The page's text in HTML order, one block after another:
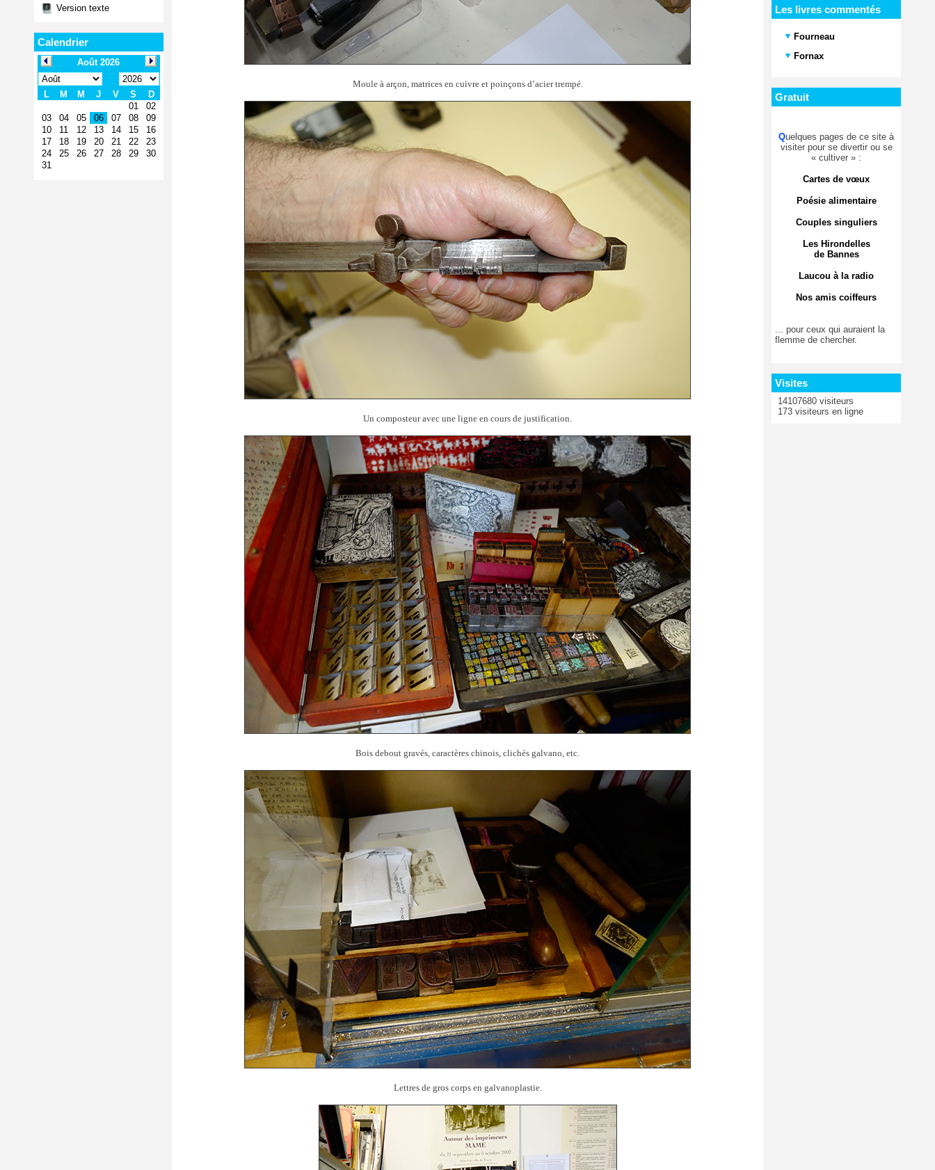
Version texte
Calendrier
Moule à arçon, matrices en cuivre et poinçons d’acier trempé.
Un composteur avec une ligne en cours de justification.
Bois debout gravés, caractères chinois, clichés galvano, etc.
Lettres de gros corps en galvanoplastie.
Les livres commentés
Fourneau
Fornax
Gratuit
Quelques pages de ce site à
visiter pour se divertir ou se
« cultiver » :
Cartes de vœux
Poésie alimentaire
Couples singuliers
Les Hirondelles
de Bannes
Laucou à la radio
Nos amis coiffeurs
... pour ceux qui auraient la
flemme de chercher.
Visites
14107680 visiteurs
173 visiteurs en ligne